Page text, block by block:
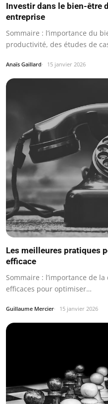
Investir dans le bien-être
entreprise
Sommaire : l’importance du
productivité, des études de
Anaïs Gaillard 15 janvier 2026
Les meilleures pratiques
efficace
Sommaire : l’importance de
efficaces pour optimiser…
Guillaume Mercier 15 janvier 2026